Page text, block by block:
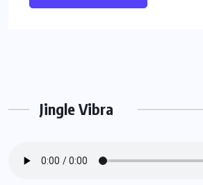
Jingle Vibra